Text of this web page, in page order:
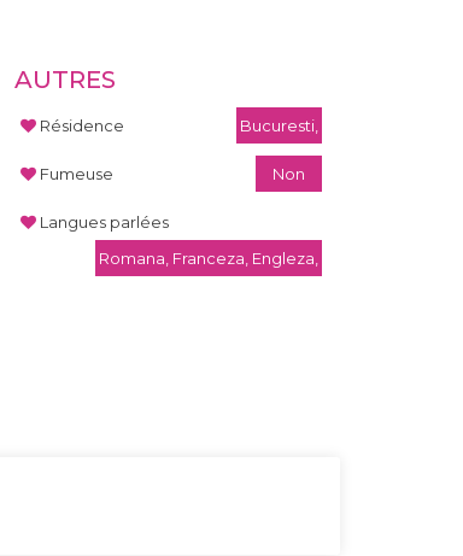
AUTRES
Résidence Bucuresti,
Fumeuse Non
Langues parlées
Romana, Franceza, Engleza,